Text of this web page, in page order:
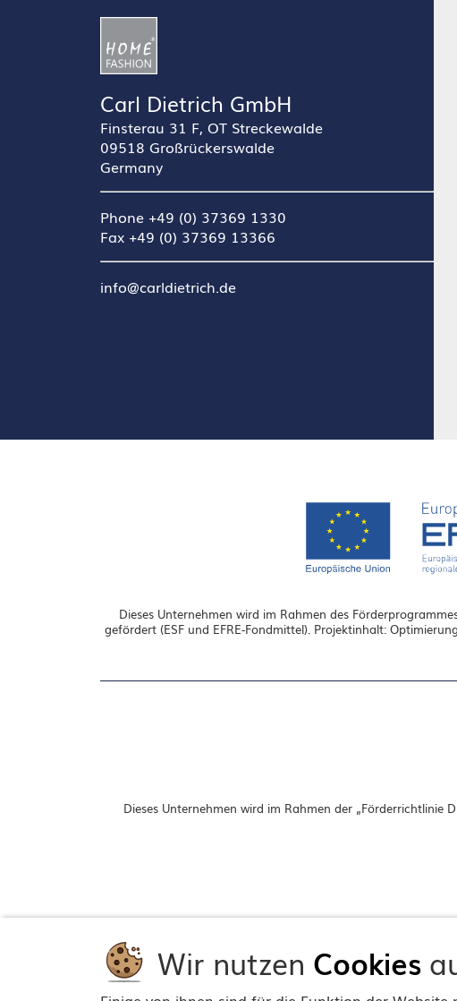
Carl Dietrich GmbH
Finsterau 31 F, OT Streckewalde
09518 Großrückerswalde
Germany
Phone +49 (0) 37369 1330
Fax +49 (0) 37369 13366
info@carldietrich.de
Dieses Unternehmen wird im Rahmen des
gefördert (ESF und EFRE-Fondmittel). Projektinhalt:
Dieses Unternehmen wird im Rahmen der „Förderrichtlinie
Wir nutzen Cookies